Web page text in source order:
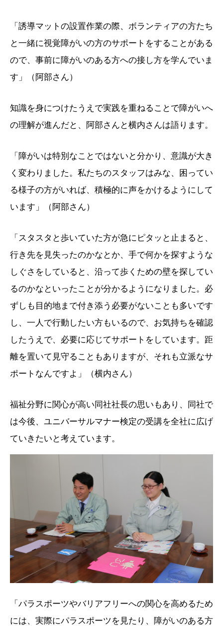
「誘導マットの設置作業の際、ボランティアの方たち
と一緒に視覚障がいの方のサポートをすることがある
ので、事前に障がいのある方への接し方を学んでいま
す」（阿部さん）
知識を身につけたうえで実践を重ねることで障がいへ
の理解が進んだと、阿部さんと横内さんは語ります。
「障がいは特別なことではないと分かり、意識が大き
く変わりました。私たちのスタッフはみな、困ってい
る様子の方がいれば、積極的に声をかけるようにして
います」（阿部さん）
「スタスタと歩いていた方が急にピタッと止まると、
行き先を見失ったのかなとか、手で何かを探すような
しぐさをしていると、沿って歩くための壁を探してい
るのかなといったことが分かるようになりました。必
ずしも目的地まで付き添う必要がないことも多いです
し、一人で行動したい方もいるので、お気持ちを確認
したうえで、必要に応じてサポートをしています。距
離を置いて見守ることもありますが、それも立派なサ
ポートなんですよ」（横内さん）
福祉分野に関心が高い同社社長の思いもあり、同社で
は今後、ユニバーサルマナー検定の受講を全社に広げ
ていきたいと考えています。
「パラスポーツやバリアフリーへの関心を高めるため
には、実際にパラスポーツを見たり、障がいのある方